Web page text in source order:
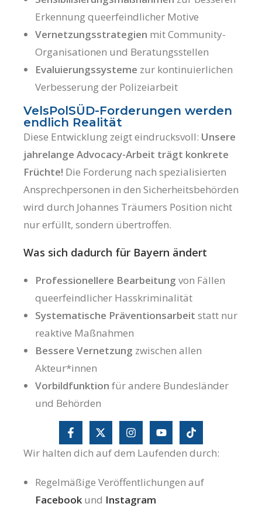
Erkennung queerfeindlicher Motive
Vernetzungsstrategien mit Community-
Organisationen und Beratungsstellen
Evaluierungssysteme zur kontinuierlichen
Verbesserung der Polizeiarbeit
VelsPolSÜD-Forderungen werden
endlich Realität
Diese Entwicklung zeigt eindrucksvoll: Unsere
jahrelange Advocacy-Arbeit trägt konkrete
Früchte! Die Forderung nach spezialisierten
Ansprechpersonen in den Sicherheitsbehörden
wird durch Johannes Träumers Position nicht
nur erfüllt, sondern übertroffen.
Was sich dadurch für Bayern ändert
Professionellere Bearbeitung von Fällen
queerfeindlicher Hasskriminalität
Systematische Präventionsarbeit statt nur
reaktive Maßnahmen
Bessere Vernetzung zwischen allen
Akteur*innen
Vorbildfunktion für andere Bundesländer
und Behörden
Wir halten dich auf dem Laufenden durch:
Regelmäßige Veröffentlichungen auf
Facebook und Instagram